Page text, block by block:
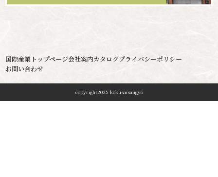
国際産業トップページ会社案内カタログプライバシーポリシー
お問い合わせ
copyright2025 kokusaisangyo